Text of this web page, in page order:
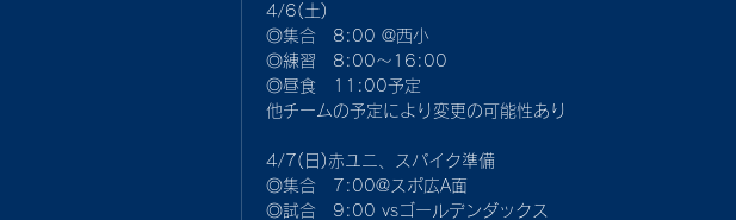
4/6(土)
◎集合　8:00 @西小
◎練習　8:00〜16:00
◎昼食　11:00予定
他チームの予定により変更の可能性あり
4/7(日)赤ユニ、スパイク準備
◎集合　7:00@スポ広A面
◎試合　9:00 vsゴールデンダックス